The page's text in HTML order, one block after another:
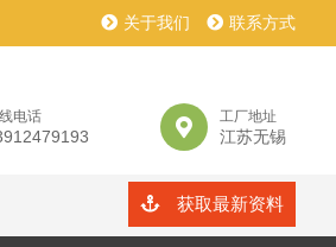
关于我们 联系方式
电话 工厂地址
江苏无锡
获取最新资料